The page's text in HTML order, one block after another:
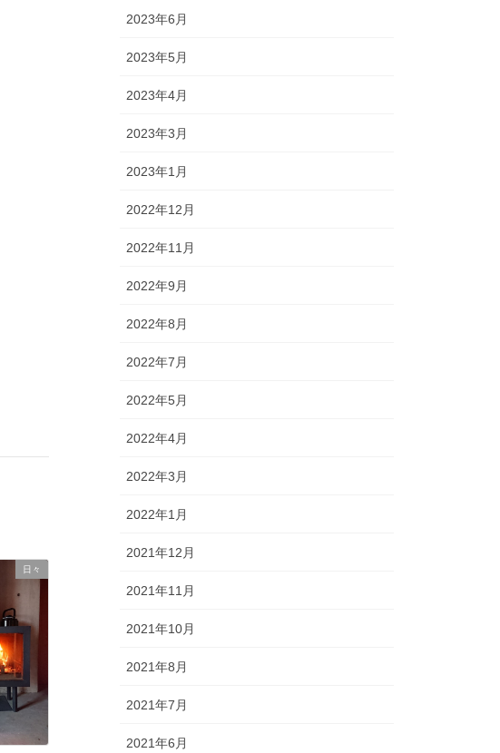
日々
2023年6月
2023年5月
2023年4月
2023年3月
2023年1月
2022年12月
2022年11月
2022年9月
2022年8月
2022年7月
2022年5月
2022年4月
2022年3月
2022年1月
2021年12月
2021年11月
2021年10月
2021年8月
2021年7月
2021年6月